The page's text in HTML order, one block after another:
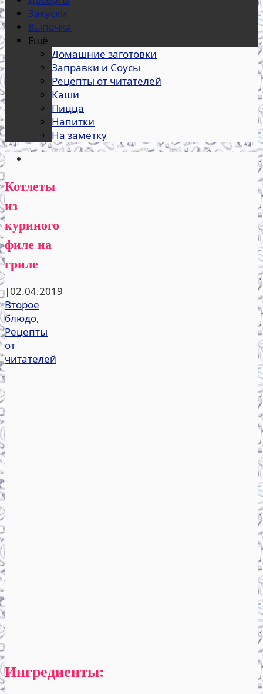
Закуски
Выпечка
Ещё
Домашние заготовки
Заправки и Соусы
Рецепты от читателей
Каши
Пицца
Напитки
На заметку
Котлеты
из
куриного
филе на
гриле
|02.04.2019
Второе
блюдо,
Рецепты
от
читателей
Ингредиенты: